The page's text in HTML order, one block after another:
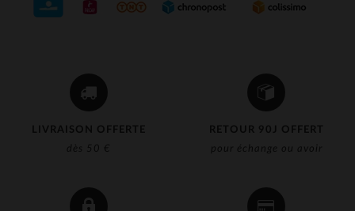
LIVRAISON OFFERTE
dès 50 €
RETOUR 90J OFFERT
pour échange ou avoir